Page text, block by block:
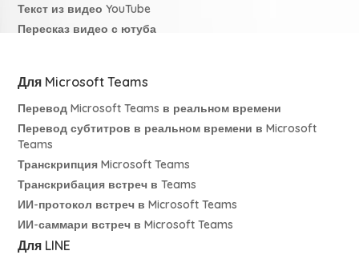
Текст из видео YouTube
Пересказ видео с ютуба
Для Microsoft Teams
Перевод Microsoft Teams в реальном времени
Перевод субтитров в реальном времени в Microsoft
Teams
Транскрипция Microsoft Teams
Транскрибация встреч в Teams
ИИ-протокол встреч в Microsoft Teams
ИИ-саммари встреч в Microsoft Teams
Для LINE